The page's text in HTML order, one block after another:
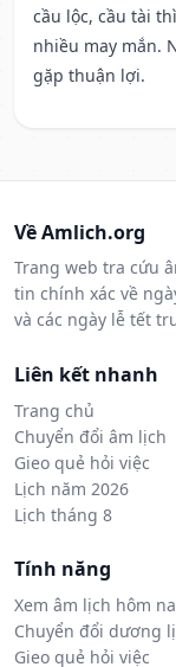
cầu lộc, cầu tài
nhiều may mắn.
gặp thuận lợi.
Về Amlich.org
Trang web tra cứu
tin chính xác về
và các ngày lễ tết
Liên kết nhanh
Trang chủ
Chuyển đổi âm lịch
Gieo quẻ hỏi việc
Lịch năm 2026
Lịch tháng 8
Tính năng
Xem âm lịch hôm
Chuyển đổi dương
Gieo quẻ hỏi việc